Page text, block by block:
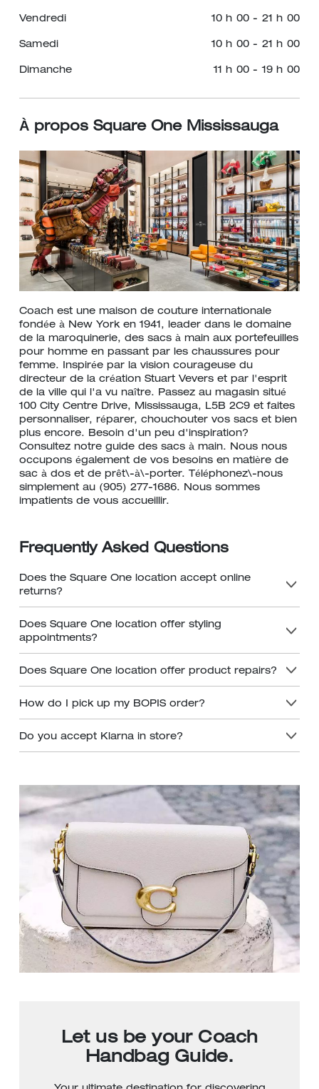
Vendredi 10 h 00- 21 h 00
Samedi 10 h 00- 21 h 00
Dimanche 11 h 00-19 h 00
À propos Square One Mississauga
Coach est une maison de couture internationale
fondée à New York en 1941, leader dans le domaine
de la maroquinerie, des sacs à main aux portefeuilles
pour homme en passant par les chaussures pour
femme. Inspirée par la vision courageuse du
directeur de la création Stuart Vevers et par l'esprit
de la ville qui l'a vu naître. Passez au magasin situé
100 City Centre Drive, Mississauga, L5B 2C9 et faites
personnaliser, réparer, chouchouter vos sacs et bien
plus encore. Besoin d'un peu d'inspiration?
Consultez notre guide des sacs à main. Nous nous
occupons également de vos besoins en matière de
sac à dos et de prêt\-à\-porter. Téléphonez\-nous
simplement au (905) 277-1686. Nous sommes
impatients de vous accueillir.
Frequently Asked Questions
Does the Square One location accept online
returns?
Does Square One location offer styling
appointments?
Does Square One location offer product repairs?
How do I pick up my BOPIS order?
Do you accept Klarna in store?
Let us be your Coach
Handbag Guide.